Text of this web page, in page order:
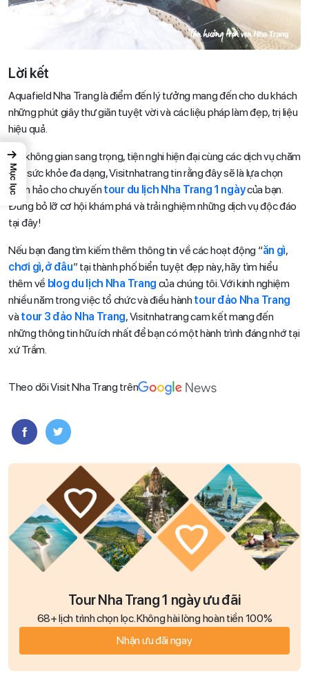
Lời kết
Aquafield Nha Trang là điểm đến lý tưởng mang đến cho du khách
những phút giây thư giãn tuyệt vời và các liệu pháp làm đẹp, trị liệu
hiệu quả.
Với không gian sang trọng, tiện nghi hiện đại cùng các dịch vụ chăm
sóc sức khỏe đa dạng, Visitnhatrang tin rằng đây sẽ là lựa chọn
hoàn hảo cho chuyến tour du lịch Nha Trang 1 ngàycủa bạn.
Đừng bỏ lỡ cơ hội khám phá và trải nghiệm những dịch vụ độc đáo
tại đây!
Nếu bạn đang tìm kiếm thêm thông tin về các hoạt động “ăn gì,
chơi gì,ở đâu” tại thành phố biển tuyệt đẹp này, hãy tìm hiểu
thêm về blog du lịch Nha Trang của chúng tôi. Với kinh nghiệm
nhiều năm trong việc tổ chức và điều hành tour đảo Nha Trang
và tour 3 đảo Nha Trang, Visitnhatrang cam kết mang đến
những thông tin hữu ích nhất để bạn có một hành trình đáng nhớ tại
xứ Trầm.
Theo dõi Visit Nha Trang trên
Tour Nha Trang 1 ngày ưu đãi
68+ lịch trình chọn lọc. Không hài lòng hoàn tiền 100%
Nhận ưu đãi ngay
→
Mục lục